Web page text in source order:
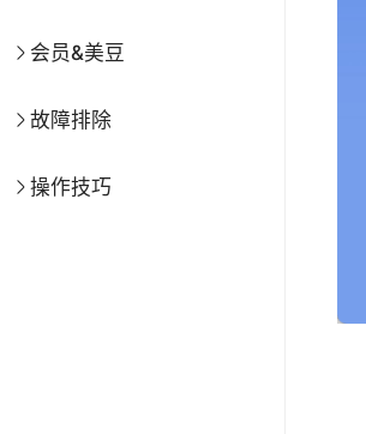
会员&美豆
故障排除
操作技巧